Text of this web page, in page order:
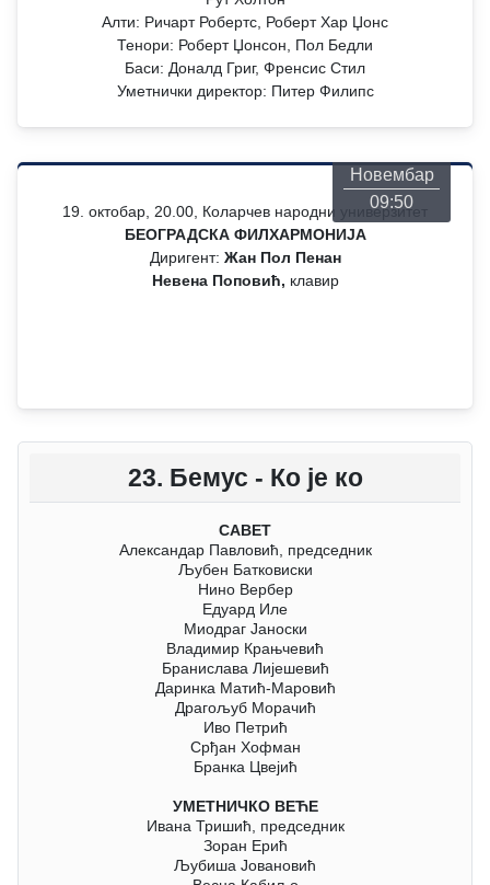
Алти: Ричарт Робертс, Роберт Хар Џонс
Тенори: Роберт Џонсон, Пол Бедли
Баси: Доналд Григ, Френсис Стил
Уметнички директор: Питер Филипс
Новембар
09:50
19. октобар, 20.00, Коларчев народни универзитет
БЕОГРАДСКА ФИЛХАРМОНИЈА
Диригент: Жан Пол Пенан
Невена Поповић, клавир
23. Бемус - Ко је ко
САВЕТ
Александар Павловић, председник
Љубен Батковиски
Нино Вербер
Едуард Иле
Миодраг Јаноски
Владимир Крањчевић
Бранислава Лијешевић
Даринка Матић-Маровић
Драгољуб Морачић
Иво Петрић
Срђан Хофман
Бранка Цвејић
УМЕТНИЧКО ВЕЋЕ
Ивана Тришић, председник
Зоран Ерић
Љубиша Јовановић